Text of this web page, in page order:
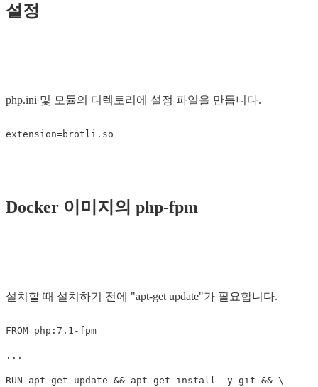
설정
php.ini 및 모듈의 디렉토리에 설정 파일을 만듭니다.
Docker 이미지의 php-fpm
설치할 때 설치하기 전에 "apt-get update"가 필요합니다.
FROM php:7.1-fpm
...
RUN apt-get update && apt-get install -y git && \